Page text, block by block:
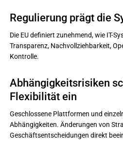
Regulierung prägt die
Die EU definiert zunehmend, wie IT-
Transparenz, Nachvollziehbarkeit,
Kontrolle.
Abhängigkeitsrisiken
Flexibilität ein
Geschlossene Plattformen und
Abhängigkeiten. Änderungen von
Geschäftsentscheidungen direkt